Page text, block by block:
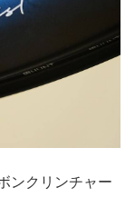
ンクリンチャー